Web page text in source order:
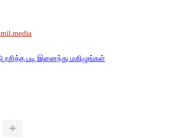
ரசித்த படி இனைந்து மகிழுங்கள்